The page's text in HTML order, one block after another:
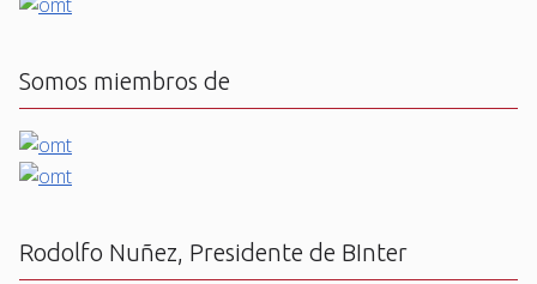
Somos miembros de
Rodolfo Nuñez, Presidente de BInter